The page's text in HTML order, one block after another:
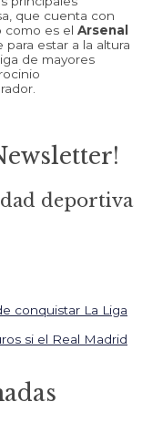
que cuenta con
como es el Arsenal
para estar a la altura
de mayores
deportiva
conquistar La Liga
si el Real Madrid